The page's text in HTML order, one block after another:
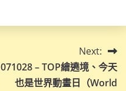
Next:
071028 – TOP繪遶境、今天
也是世界動畫日（World